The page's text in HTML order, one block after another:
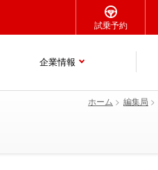
企業情報
試乗予約
ホーム 編集局